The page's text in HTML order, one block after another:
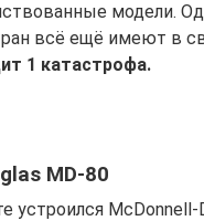
модели.
всё ещё имеют в
1 катастрофа.
MD-80
устроился McDonnell-